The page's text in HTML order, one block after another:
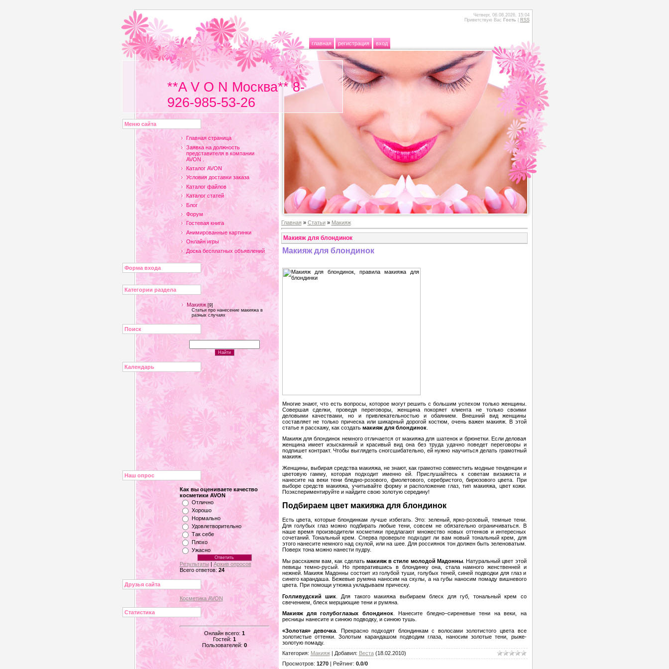
Четверг, 06.08.2026, 15:04
Приветствую Вас Гость RSS
главная регистрация вход
**A V O N Москва** 8-
926-985-53-26
Меню сайта
Главная страница
Заявка на должность
представителя в компании
AVON .
Каталог AVON
Условия доставки заказа
Каталог файлов
Каталог статей
Блог
Форум
Гостевая книга
Анимированные картинки
Онлайн игры
Доска бесплатных объявлений
Форма входа
Категории раздела
Макияж [9]
Статьи про нанесение макияжа в
разных случаях
Поиск
Календарь
Наш опрос
Как вы оцениваете качество
косметики AVON
Отлично
Хорошо
Нормально
Удовлетворительно
Так себе
Плохо
Ужасно
Результаты
Архив опросов
Всего ответов: 24
Друзья сайта
Косметика AVON
Статистика
Онлайн всего: 1
Гостей: 1
Пользователей: 0
Главная» Статьи» Макияж
Макияж для блондинок
Макияж для блондинок
Многие знают, что есть вопросы, которое могут решить с большим успехом только женщины.
Совершая сделки, проведя переговоры, женщина покоряет клиента не только своими
деловыми качествами, но и привлекательностью и обаянием. Внешний вид женщины
составляет не только прическа или шикарный дорогой костюм, очень важен макияж. В этой
статье я расскажу, как создать макияж для блондинок.
Макияж для блондинок немного отличается от макияжа для шатенок и брюнетки. Если деловая
женщина имеет изысканный и красивый вид она без труда удачно поведет переговоры и
подпишет контракт. Чтобы выглядеть сногсшибательно, ей нужно научиться делать грамотный
макияж.
Женщины, выбирая средства макияжа, не знают, как грамотно совместить модные тенденции и
цветовую гамму, которая подходит именно ей. Прислушайтесь к советам визажиста и
нанесите на веки тени бледно-розового, фиолетового, серебристого, бирюзового цвета. При
выборе средств макияжа, учитывайте форму и расположение глаз, тип макияжа, цвет кожи.
Поэкспериментируйте и найдите свою золотую середину!
Подбираем цвет макияжа для блондинок
Есть цвета, которые блондинкам лучше избегать. Это: зеленый, ярко-розовый, темные тени.
Для голубых глаз можно подбирать любые тени, совсем не обязательно ограничиваться. В
наше время производители косметики предлагают множество новых оттенков и интересных
сочетаний. Тональный крем. Сперва проверьте подходит ли вам новый тональный крем, для
этого нанесите немного над скулой, или на шее. Для россиянок тон должен быть зеленоватым.
Поверх тона можно нанести пудру.
Мы расскажем вам, как сделать макияж в стиле молодой Мадонны. Натуральный цвет этой
певицы темно-русый. Но превратившись в блондинку она, стала намного женственней и
нежней. Макияж Мадонны состоит из голубой туши, голубых теней, синей подводки для глаз и
синего карандаша. Бежевые румяна наносим на скулы, а на губы наносим помаду вишневого
цвета. При помощи утюжка укладываем прическу.
Голливудский шик. Для такого макияжа выбираем блеск для губ, тональный крем со
свечением, блеск мерцающие тени и румяна.
Макияж для голубоглазых блондинок. Нанесите бледно–сиреневые тени на веки, на
ресницы нанесите и синюю подводку, и синюю тушь.
«Золотая» девочка . Прекрасно подходят блондинкам с волосами золотистого цвета все
золотистые оттенки. Золотым карандашом подводим глаза, наносим золотые тени, рыже-
золотую помаду.
Категория: Макияж| Добавил: Веста(18.02.2010)
Просмотров: 1270| Рейтинг: 0.0/0